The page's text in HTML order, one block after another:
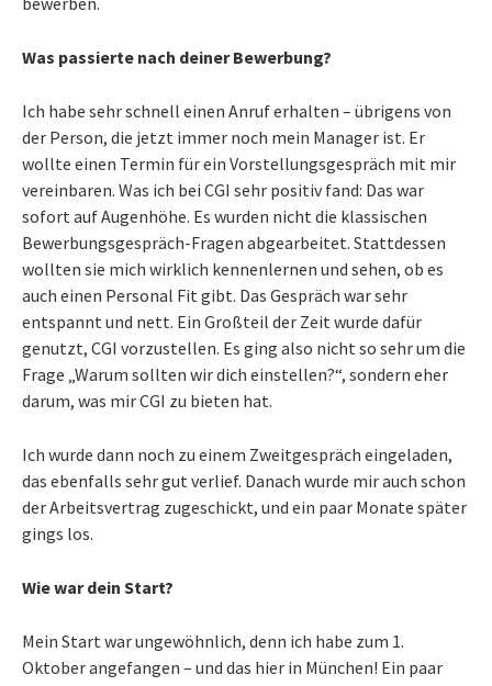
Was passierte nach deiner Bewerbung?
Ich habe sehr schnell einen Anruf erhalten – übrigens von
der Person, die jetzt immer noch mein Manager ist. Er
wollte einen Termin für ein Vorstellungsgespräch mit mir
vereinbaren. Was ich bei CGI sehr positiv fand: Das war
sofort auf Augenhöhe. Es wurden nicht die klassischen
Bewerbungsgespräch-Fragen abgearbeitet. Stattdessen
wollten sie mich wirklich kennenlernen und sehen, ob es
auch einen Personal Fit gibt. Das Gespräch war sehr
entspannt und nett. Ein Großteil der Zeit wurde dafür
genutzt, CGI vorzustellen. Es ging also nicht so sehr um die
Frage „Warum sollten wir dich einstellen?“, sondern eher
darum, was mir CGI zu bieten hat.
Ich wurde dann noch zu einem Zweitgespräch eingeladen,
das ebenfalls sehr gut verlief. Danach wurde mir auch schon
der Arbeitsvertrag zugeschickt, und ein paar Monate später
gings los.
Wie war dein Start?
Mein Start war ungewöhnlich, denn ich habe zum 1.
Oktober angefangen – und das hier in München! Ein paar